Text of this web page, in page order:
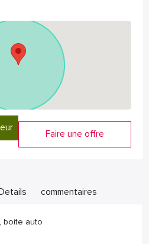
Faire une offre
commentaires
boite auto